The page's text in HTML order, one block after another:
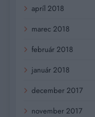
apríl 2018
marec 2018
február 2018
január 2018
december 2017
november 2017